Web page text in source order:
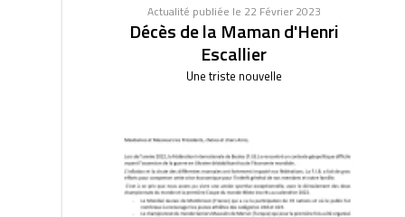
Actualité publiée le 22 Février 2023
Décès de la Maman d'Henri
Escallier
Une triste nouvelle